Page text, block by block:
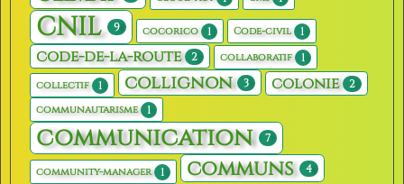
CNIL 9 cocorico 1 Code-civil 1
code-de-la-route 2 collaboratif 1
collectif 1 collignon 3 colonie 2
communautarisme 1
communication 7
community-manager 1 communs 4